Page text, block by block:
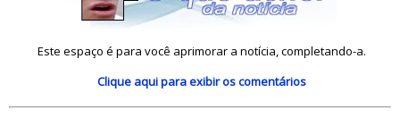
Este espaço é para você aprimorar a notícia, completando-a.
Clique aquipara exibir os comentários